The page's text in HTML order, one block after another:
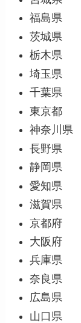
福島県
茨城県
栃木県
埼玉県
千葉県
東京都
神奈川県
長野県
静岡県
愛知県
滋賀県
京都府
大阪府
兵庫県
奈良県
広島県
山口県